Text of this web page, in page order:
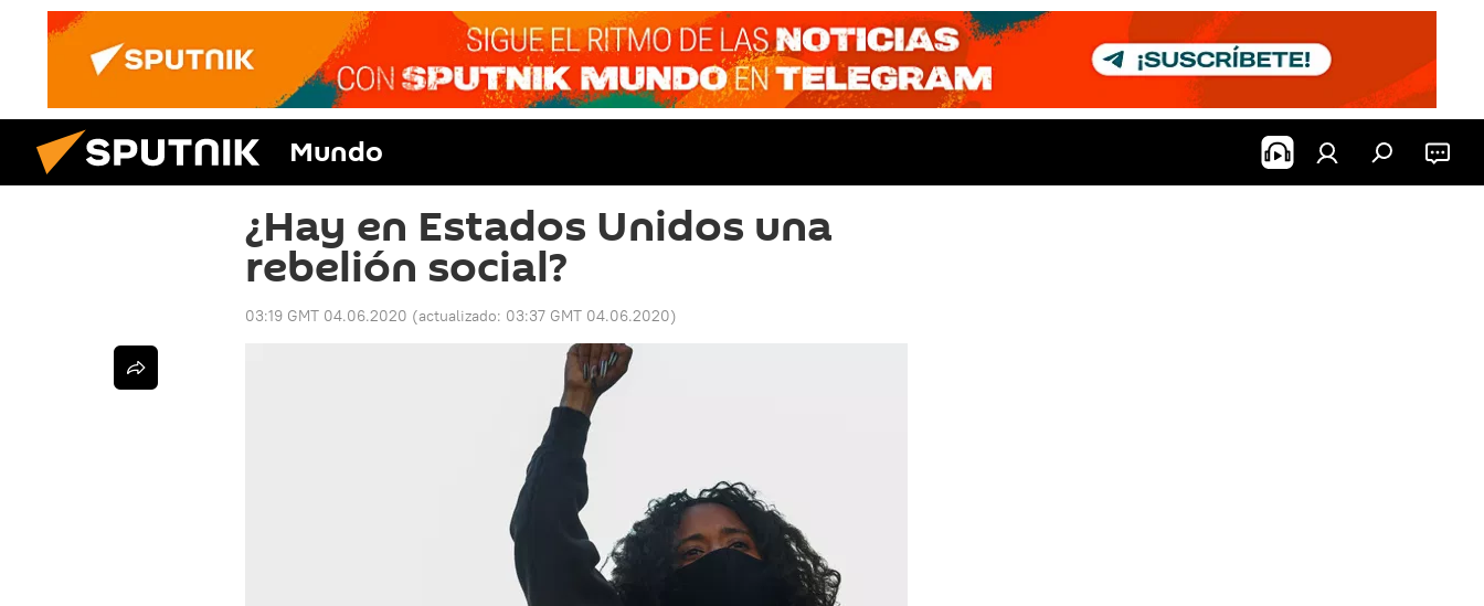
Mundo
¿Hay en Estados Unidos una
rebelión social?
03:19 GMT 04.06.2020 (actualizado: 03:37 GMT 04.06.2020)